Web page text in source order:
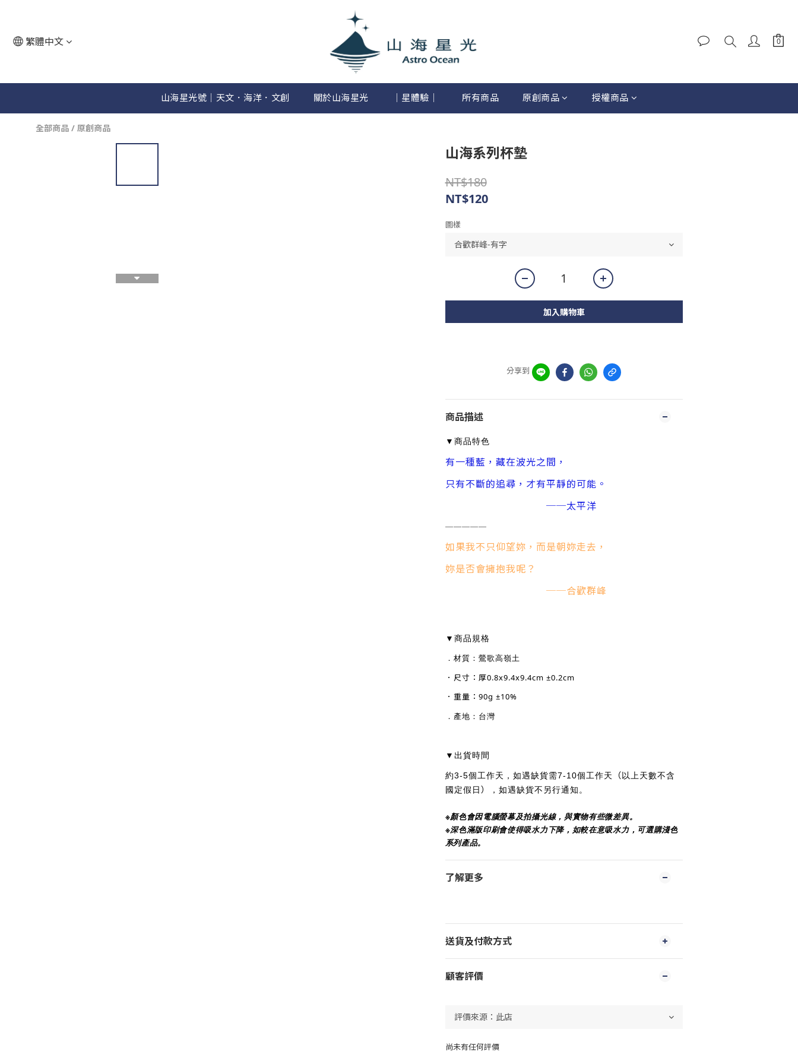
繁體中文
山海星光號│天文．海洋．文創 關於山海星光 │星體驗│ 所有商品 原創商品 授權商品
全部商品 / 原創商品
山海系列杯墊
NT$180
NT$120
圖樣
加入購物車
分享到
商品描述
▼ 商品特色
有一種藍，藏在波光之間，
只有不斷的追尋，才有平靜的可能。
──太平洋
─────
如果我不只仰望妳，而是朝妳走去，
妳是否會擁抱我呢？
──合歡群峰
▼ 商品規格
． 材質：鶯歌高嶺土
．尺寸： 厚0.8x9.4x9.4cm ±0.2cm
．重量：90g ±10%
．產地：台灣
▼ 出貨時間
約3-5個工作天，如遇缺貨需7-10個工作天 （以上天數不含
國定假日） ，如遇缺貨不另行通知。
※顏色會因電腦螢幕及拍攝光線，與實物有些微差異。
※深色滿版印刷會使得吸水力下降，如較在意吸水力，可選購淺色
系列產品。
了解更多
送貨及付款方式
顧客評價
尚未有任何評價